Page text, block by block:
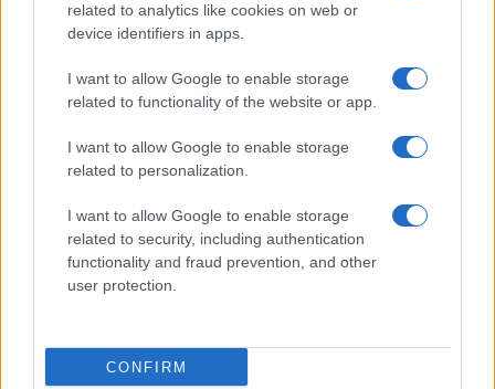
related to analytics like cookies on web or
device identifiers in apps.
I want to allow Google to enable storage
related to functionality of the website or app.
I want to allow Google to enable storage
related to personalization.
I want to allow Google to enable storage
related to security, including authentication
functionality and fraud prevention, and other
user protection.
CONFIRM
Cómo gestionar tus finanzas con el método 50/30/20 y más
Marta Ruiz · 7 Ago 2026
Nombre Precio